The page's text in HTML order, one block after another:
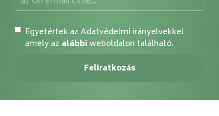
Egyetértek az Adatvédelmi irányelvekkel
amely az alábbiweboldalon található.